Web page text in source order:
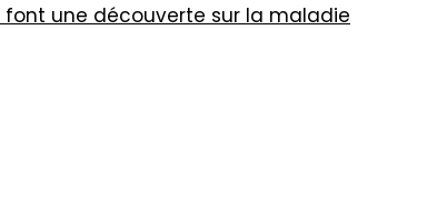
font une découverte sur la maladie